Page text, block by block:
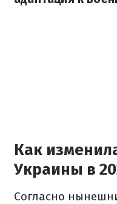
Как
Украины в
Согласно